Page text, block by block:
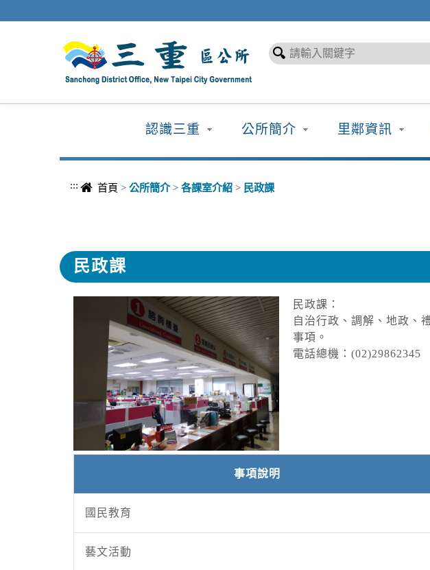
認識三重 公所簡介 里鄰資訊
::: 首頁 > 公所簡介> 各課室介紹 > 民政課
民政課
民政課：
自治行政、調解、地政、
事項。
電話總機：(02)29862345
事項說明
國民教育
藝文活動